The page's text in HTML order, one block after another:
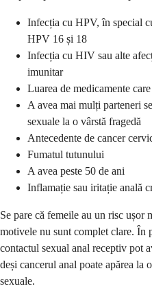
Infecția cu HPV, în special
HPV 16 și 18
Infecția cu HIV sau alte
imunitar
Luarea de medicamente
A avea mai mulți parteneri
sexuale la o vârstă fragedă
Antecedente de cancer
Fumatul tutunului
A avea peste 50 de ani
Inflamație sau iritație anală
Se pare că femeile au un risc ușor
motivele nu sunt complet clare. În
contactul sexual anal receptiv pot
deși cancerul anal poate apărea
sexuale.